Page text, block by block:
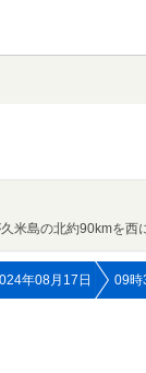
米島の北約90kmを西
年08月17日 09時